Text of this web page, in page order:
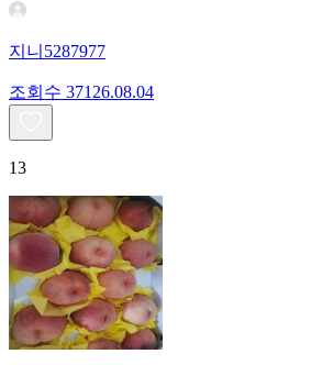
지니5287977
조회수 371 26.08.04
13